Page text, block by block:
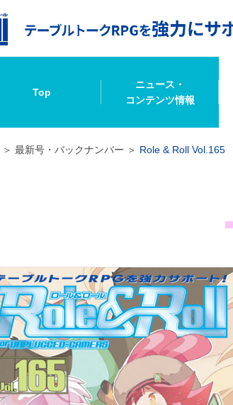
Top
ニュース・
コンテンツ情報
最新号・バックナンバー Role & Roll Vol.165